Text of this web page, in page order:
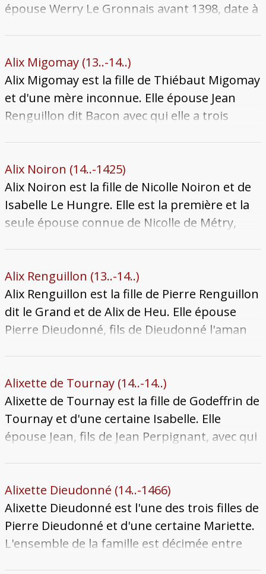
épouse Werry Le Gronnais avant 1398, date à
Gronnais, épouse de Perrin de Raigecourt.
Alix meurt à une date inconnue.
Alix Migomay (13..-14..)
Alix Migomay est la fille de Thiébaut Migomay
et d'une mère inconnue. Elle épouse Jean
Renguillon dit Bacon avec qui elle a trois
des Renguillon s'éteint avec son fils
Nemmery, dernier descendant masculin.
Alix Noiron (14..-1425)
Alix Noiron est la fille de Nicolle Noiron et de
Isabelle Le Hungre. Elle est la première et la
seule épouse connue de Nicolle de Métry,
dehors des paraiges et s'installent hors de la
cité, abandonnant leurs droits au
gouvernement de la cité. Le départ des Métry
de Metz pourrait s'inscrire dans les suites de
1425. L'historiographie mentionne
régulièrement que Nicolle de Métry aurait été
marié à Alix de Rambervillers, mais il s'agit
d'une erreur de lecture de la documentation
Alix Renguillon (13..-14..)
Alix Renguillon est la fille de Pierre Renguillon
dit le Grand et de Alix de Heu. Elle épouse
Pierre Dieudonné, fils de Dieudonné l'aman
avoir perdu son époux lors de l'épisode de
peste de 1439 qui ravage la cité.
Alixette de Tournay (14..-14..)
Alixette de Tournay est la fille de Godeffrin de
Tournay et d'une certaine Isabelle. Elle
épouse Jean, fils de Jean Perpignant, avec qui
Alixette Dieudonné (14..-1466)
Alixette Dieudonné est l'une des trois filles de
Pierre Dieudonné et d'une certaine Mariette.
L'ensemble de la famille est décimée entre